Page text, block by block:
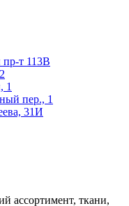
пр-т 113В
1
пер., 1
31И
ассортимент, ткани,